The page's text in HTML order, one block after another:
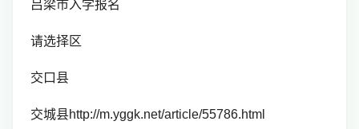
吕梁市入学报名
请选择区
交口县
交城县http://m.yggk.net/article/55786.html